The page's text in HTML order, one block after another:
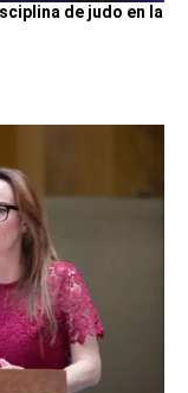
de judo en la